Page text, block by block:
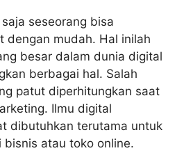
seseorang bisa
dengan mudah. Hal inilah
besar dalam dunia digital
berbagai hal. Salah
patut diperhitungkan saat
Ilmu digital
dibutuhkan terutama untuk
bisnis atau toko online.